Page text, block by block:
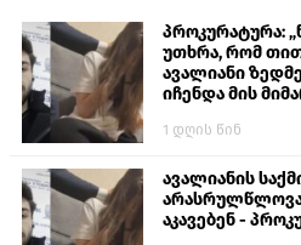
პროკურატურა:
უთხრა, რომ
ავალიანი
იჩენდა მის
თავს დასხმოდა
1 დღის წინ
ავალიანის
აკავებენ -